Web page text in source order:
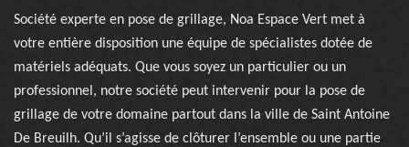
Société experte en pose de grillage, Noa Espace Vert met à
votre entière disposition une équipe de spécialistes dotée de
matériels adéquats. Que vous soyez un particulier ou un
professionnel, notre société peut intervenir pour la pose de
grillage de votre domaine partout dans la ville de Saint Antoine
De Breuilh. Qu’il s’agisse de clôturer l’ensemble ou une partie